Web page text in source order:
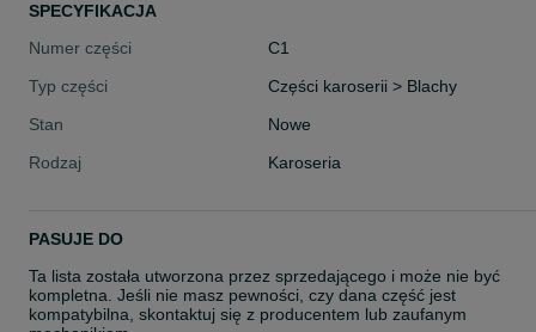
SPECYFIKACJA
Numer części
C1
Typ części
Części karoserii > Blachy
Stan
Nowe
Rodzaj
Karoseria
PASUJE DO
Ta lista została utworzona przez sprzedającego i może nie być
kompletna. Jeśli nie masz pewności, czy dana część jest
kompatybilna, skontaktuj się z producentem lub zaufanym